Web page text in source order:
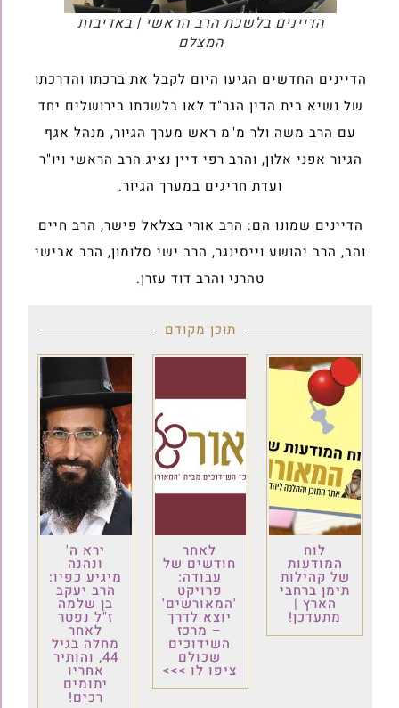
הדיינים בלשכת הרב הראשי | באדיבות
המצלם
הדיינים החדשים הגיעו היום לקבל את ברכתו והדרכתו
של נשיא בית הדין הגר"ד לאו בלשכתו בירושלים יחד
עם הרב משה ולר מ"מ ראש מערך הגיור, מנהל אגף
הגיור אפני אלון, והרב רפי דיין נציג הרב הראשי ויו"ר
ועדת חריגים במערך הגיור.
הדיינים שמונו הם: הרב אורי בצלאל פישר, הרב חיים
והב, הרב יהושע וייסינגר, הרב ישי סלומון, הרב אבישי
טהרני והרב דוד עזרן.
תוכן מקודם
לוח
המודעות
של קהילות
תימן ברחבי
הארץ |
מתעדכן!
לאחר
חודשים של
עבודה:
פרויקט
'המאורשים'
יוצא לדרך
– מרכז
השידוכים
שכולם
ציפו לו >>>
ירא ה'
ונהנה
מיגיע כפיו:
הרב יעקב
בן שלמה
ז"ל נפטר
לאחר
מחלה בגיל
44, והותיר
אחריו
יתומים
רכים!